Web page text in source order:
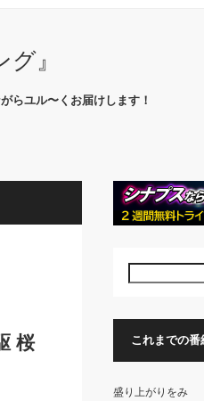
』
らユル〜くお届けします！
桜
これまでの番
盛り上がりをみ